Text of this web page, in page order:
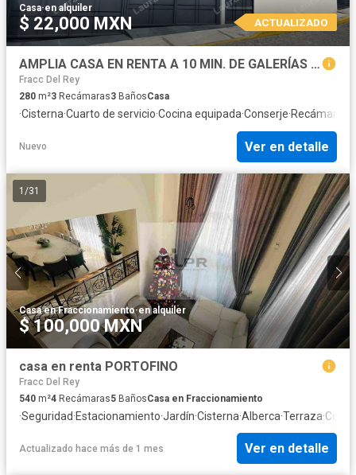
Casa·en alquiler
$ 22,000 MXN ACTUALIZADO
AMPLIA CASA EN RENTA A 10 MIN. DE GALERÍAS METEPEC
Fracc Del Rey
280 m²3 Recámaras3 BañosCasa
·Cisterna·Cuarto de servicio·Cocina equipada·Conserje·Recámara
Nuevo Ver en detalle
1 /31
Casa en Fraccionamiento·en alquiler
$ 100,000 MXN
casa en renta PORTOFINO
Fracc Del Rey
540 m²4 Recámaras5 BañosCasa en Fraccionamiento
·Seguridad·Estacionamiento·Jardín·Cisterna·Alberca·Terraza·
Actualizado hace más de 1 mes Ver en detalle